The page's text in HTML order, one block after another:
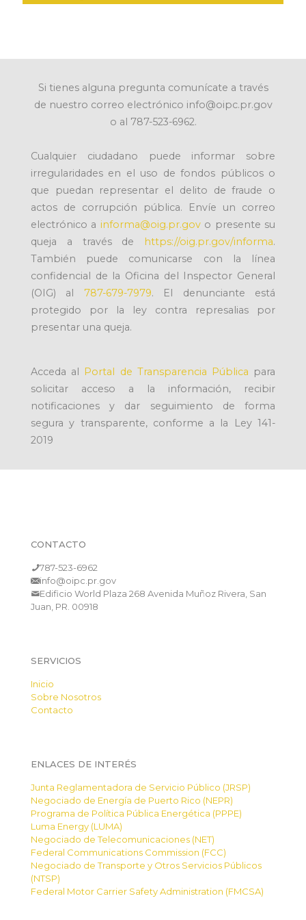
Si tienes alguna pregunta comunícate a través
de nuestro correo electrónico info@oipc.pr.gov
o al 787-523-6962.
Cualquier ciudadano puede informar sobre
irregularidades en el uso de fondos públicos o
que puedan representar el delito de fraude o
actos de corrupción pública. Envíe un correo
electrónico a informa@oig.pr.govo presente su
queja a través de
https://oig.pr.gov/informa.
También puede comunicarse con la línea
confidencial de la Oficina del Inspector General
(OIG) al 787-679-7979. El denunciante está
protegido por la ley contra represalias por
presentar una queja.
Acceda al Portal de Transparencia Pública para
solicitar acceso a la información, recibir
notificaciones y dar seguimiento de forma
segura y transparente, conforme a la Ley 141-
2019
CONTACTO
787-523-6962
info@oipc.pr.gov
Edificio World Plaza 268 Avenida Muñoz Rivera, San
Juan, PR. 00918
SERVICIOS
Inicio
Sobre Nosotros
Contacto
ENLACES DE INTERÉS
Junta Reglamentadora de Servicio Público (JRSP)
Negociado de Energía de Puerto Rico (NEPR)
Programa de Política Pública Energética (PPPE)
Luma Energy (LUMA)
Negociado de Telecomunicaciones (NET)
Federal Communications Commission (FCC)
Negociado de Transporte y Otros Servicios Públicos
(NTSP)
Federal Motor Carrier Safety Administration (FMCSA)